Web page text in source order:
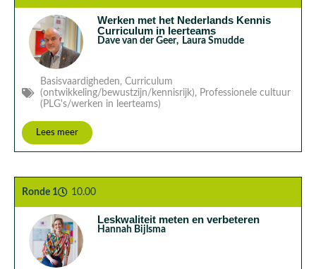
Werken met het Nederlands Kennis
Curriculum in leerteams
Dave van der Geer, Laura Smudde
Basisvaardigheden, Curriculum
(ontwikkeling/bewustzijn/kennisrijk), Professionele cultuur
(PLG's/werken in leerteams)
Lees meer
Ronde 1 10.00
Leskwaliteit meten en verbeteren
Hannah Bijlsma